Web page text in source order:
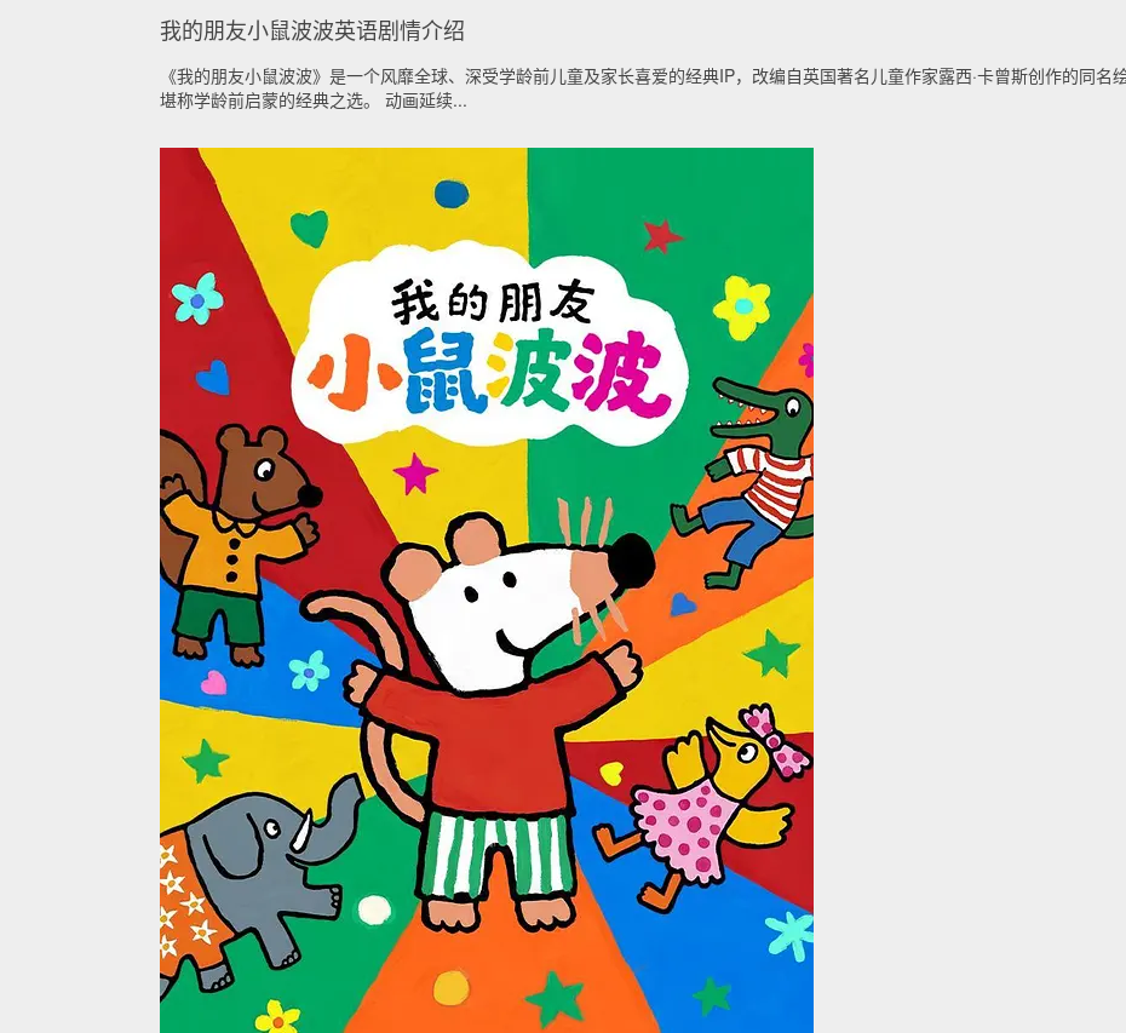
我的朋友小鼠波波英语剧情介绍
《我的朋友小鼠波波》是一个风靡全球、深受学龄前儿童及家长喜爱的经典IP，改编自英国著名儿童作家露西·卡曾斯创作的同名
堪称学龄前启蒙的经典之选。 动画延续...